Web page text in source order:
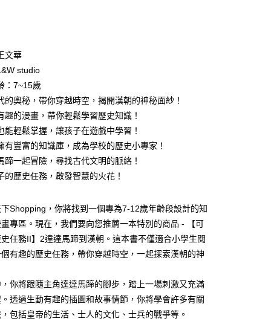
款
期
期使用說明】
台灣大哥大提供，台灣大哥大用戶可立即使用無須另外申請。
選擇「大哥付你分期」，訂單成立後會自動跳轉到大哥付的交易
機門號後，選擇欲分期的期數、繳款截止日，確認付款後即
分鐘內，如未前往確認交易或遇審核未通過，訂單將自動取
專審核」未通過狀況，表示未達大哥付你分期系統評分，恕
明】
併入電信帳單，「大哥付你分期」於每月結算日後寄送繳費提
結打開帳單後，可選擇「超商條碼／台灣大直營門市／銀行轉
／iPASS MONEY」等通路繳費。
「台灣大哥大股份有限公司」（以下簡稱本公司）所提供，讓
，得透過本服務購買商品或服務，並由商店將買賣／分期付
權讓與本公司後，依約使用本公司帳單繳交帳款。
付款使用「大哥付你分期」之契約關係目的，商店將以您的個人
名、電話或地址）提供予台灣大哥大進項蒐集、處理及利
先享後付」】
付是「在收到商品之後才付款」的支付方式。 讓您購物簡單
不需註冊會員、不需綁卡、不需儲值。
要手機號碼，簡訊認證，即可結帳。
確認商品／服務後，再付款。
享後付」結帳流程】
式選擇「AFTEE先享後付」後，將跳轉至「AFTEE先享後
，進行簡訊認證並確認金額後，即可完成結帳。
數日內，您將收到繳費通知簡訊。
通知簡訊後14天內，點擊此簡訊中的連結，可透過四大超商
銀行／等多元方式進行付款，方視為交易完成。
店家。未經商家同意取消之訂單仍視為有效，需透過AFTEE
相關費用。
功請以「AFTEE先享後付 」之結帳頁面顯示為準，若有關於
／繳費後需取消欲退款等相關疑問，請聯繫「AFTEE先享後
貨｜8/8-8/14運費優惠，結帳滿499即享免運。
滿NT$499(含以上)免運費
取貨
滿NT$800(含以上)免運費
寄 (不適用離島、海外及郵局i郵箱)
滿NT$800(含以上)免運費
湖、金門、馬祖、小琉球；不適用於郵局i郵箱）
文華
studio
：7~15歲
的奧秘，帶你穿越時空，揭開漢朝的神秘面紗！
趣的漫畫，帶你輕鬆學習歷史知識！
能輕鬆掌握，讓孩子在遊戲中學習！
有豐富的知識庫，成為學校的歷史小專家！
蹄一起冒險，尋找古代文明的脈絡！
的歷史任務，啟發智慧的火花！
Shopping，你將找到一個專為7-12歲年齡段設計的知
專區。現在，我們要向您推薦一本特別的商品 - 【可
任務II】2達達馬蹄到漢朝。這本書不僅適合小學生閱
有趣的歷史任務，帶你穿越時空，一起探索漢朝的神
你將跟隨主角達達馬蹄的腳步，踏上一場刺激又充滿
透過生動有趣的插圖和故事情節，你將學會許多有關
包括皇帝的生活、士人的文化、士兵的戰爭等。